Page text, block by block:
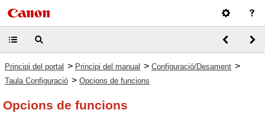
Principi del portal > Principi del manual > Configuració/Desament >
Taula Configuració > Opcions de funcions
Opcions de funcions